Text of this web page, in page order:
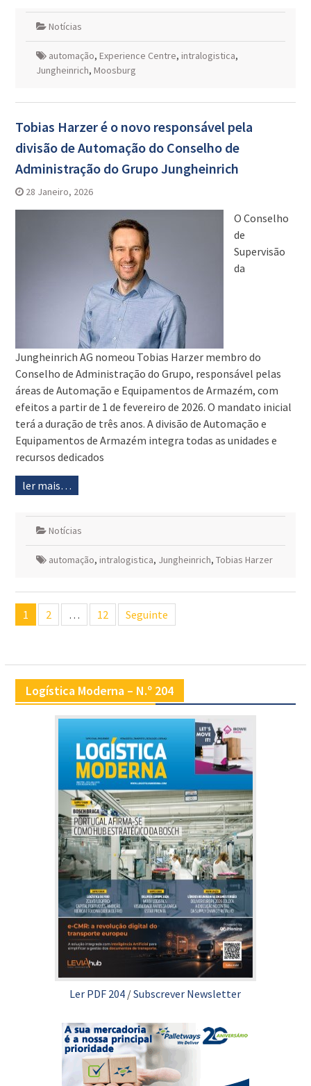
Notícias
automação, Experience Centre, intralogistica,
Jungheinrich, Moosburg
Tobias Harzer é o novo responsável pela
divisão de Automação do Conselho de
Administração do Grupo Jungheinrich
28 Janeiro, 2026
O Conselho
de
Supervisão
da
Jungheinrich AG nomeou Tobias Harzer membro do
Conselho de Administração do Grupo, responsável pelas
áreas de Automação e Equipamentos de Armazém, com
efeitos a partir de 1 de fevereiro de 2026. O mandato inicial
terá a duração de três anos. A divisão de Automação e
Equipamentos de Armazém integra todas as unidades e
recursos dedicados
ler mais…
Notícias
automação, intralogistica, Jungheinrich, Tobias Harzer
Navegação
de
1 2 … 12 Seguinte
Logística Moderna – N.º 204
Ler PDF 204 /Subscrever Newsletter